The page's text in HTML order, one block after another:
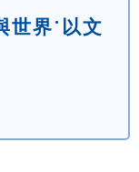
世界˙以文